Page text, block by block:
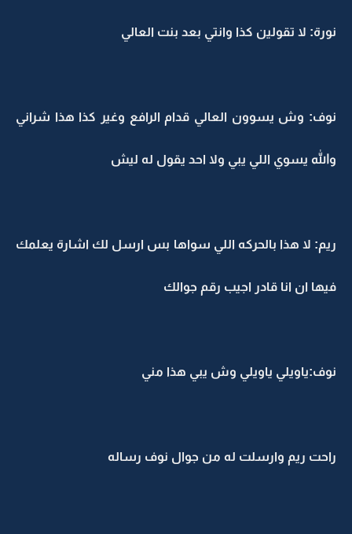
نورة: لا تقولين كذا وانتي بعد بنت العالي
نوف: وش يسوون العالي قدام الرافع وغير كذا هذا شراني
والله يسوي اللي يبي ولا احد يقول له ليش
ريم: لا هذا بالحركه اللي سواها بس ارسل لك اشارة يعلمك
فيها ان انا قادر اجيب رقم جوالك
نوف:ياويلي ياويلي وش يبي هذا مني
راحت ريم وارسلت له من جوال نوف رساله